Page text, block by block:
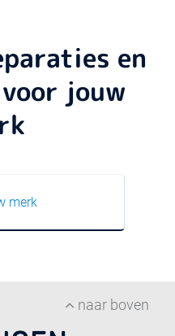
en
jouw
merk
naar boven